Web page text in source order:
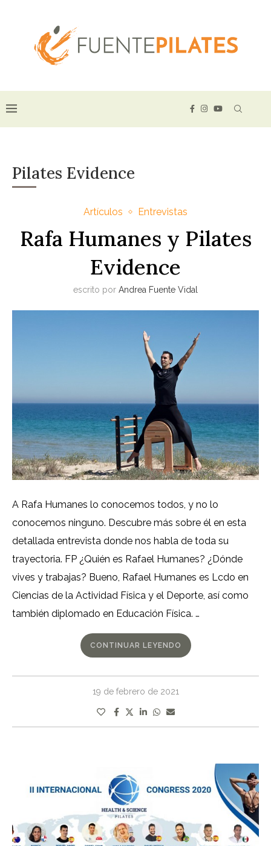
Pilates Evidence
Artículos Entrevistas
Rafa Humanes y Pilates
Evidence
escrito por Andrea Fuente Vidal
A Rafa Humanes lo conocemos todos, y no lo
conocemos ninguno. Descubre más sobre él en esta
detallada entrevista donde nos habla de toda su
trayectoria. FP ¿Quién es Rafael Humanes? ¿Dónde
vives y trabajas? Bueno, Rafael Humanes es Lcdo en
Ciencias de la Actividad Física y el Deporte, así como
también diplomado en Educación Física. …
CONTINUAR LEYENDO
19 de febrero de 2021